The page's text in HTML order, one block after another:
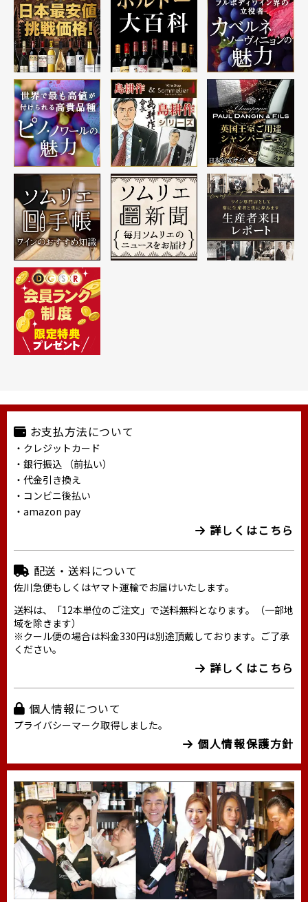
お支払方法について
・クレジットカード
・銀行振込 （前払い）
・代金引き換え
・コンビニ後払い
・amazon pay
詳しくはこちら
配送・送料について
佐川急便もしくはヤマト運輸でお届けいたします。
送料は、「12本単位のご注文」で送料無料となります。（一部地
域を除きます）
※クール便の場合は料金330円は別途頂戴しております。ご了承
ください。
詳しくはこちら
個人情報について
プライバシーマーク取得しました。
個人情報保護方針